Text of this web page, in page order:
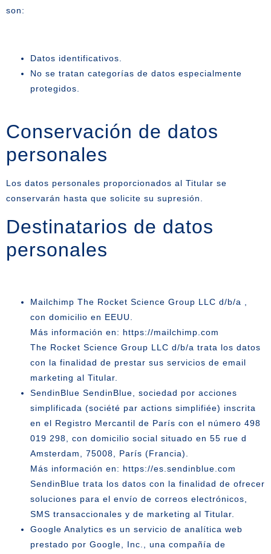
son:
Datos identificativos.
No se tratan categorías de datos especialmente
protegidos.
Conservación de datos
personales
Los datos personales proporcionados al Titular se
conservarán hasta que solicite su supresión.
Destinatarios de datos
personales
Mailchimp The Rocket Science Group LLC d/b/a ,
con domicilio en EEUU.
Más información en: https://mailchimp.com
The Rocket Science Group LLC d/b/a trata los datos
con la finalidad de prestar sus servicios de email
marketing al Titular.
SendinBlue SendinBlue, sociedad por acciones
simplificada (société par actions simplifiée) inscrita
en el Registro Mercantil de París con el número 498
019 298, con domicilio social situado en 55 rue d
Amsterdam, 75008, París (Francia).
Más información en: https://es.sendinblue.com
SendinBlue trata los datos con la finalidad de ofrecer
soluciones para el envío de correos electrónicos,
SMS transaccionales y de marketing al Titular.
Google Analytics es un servicio de analítica web
prestado por Google, Inc., una compañía de